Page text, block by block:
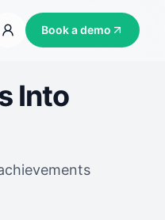
Book a demo
Into